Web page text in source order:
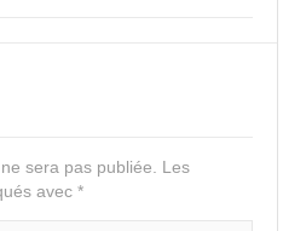
sera pas publiée.
Les
avec*